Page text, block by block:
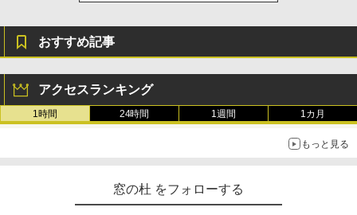
おすすめ記事
アクセスランキング
1時間 24時間 1週間 1カ月
もっと見る
窓の杜 をフォローする